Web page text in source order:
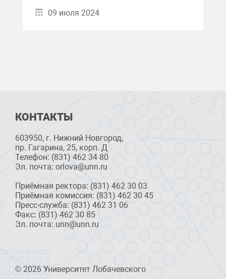
09 июля 2024
КОНТАКТЫ
603950, г. Нижний Новгород,
пр. Гагарина, 25, корп. Д
Телефон: (831) 462 34 80
Эл. почта: orlova@unn.ru
Приёмная ректора: (831) 462 30 03
Приёмная комиссия: (831) 462 30 45
Пресс-служба: (831) 462 31 06
Факс: (831) 462 30 85
Эл. почта: unn@unn.ru
© 2026 Университет Лобачевского